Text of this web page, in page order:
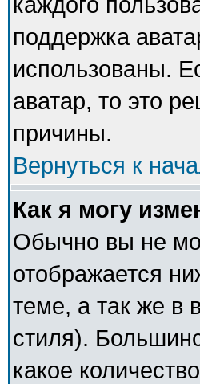
поддержка
использованы.
аватар, то это
причины.
Вернуться к
Как я могу
Обычно вы не
отображается
теме, а так же в
стиля).
какое